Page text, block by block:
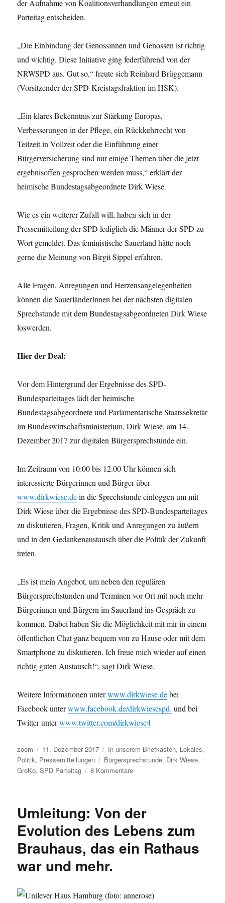
der Aufnahme von Koalitionsverhandlungen erneut ein
Parteitag entscheiden.
„Die Einbindung der Genossinnen und Genossen ist richtig
und wichtig. Diese Initiative ging federführend von der
NRWSPD aus. Gut so,“ freute sich Reinhard Brüggemann
(Vorsitzender der SPD-Kreistagsfraktion im HSK).
„Ein klares Bekenntnis zur Stärkung Europas,
Verbesserungen in der Pflege, ein Rückkehrrecht von
Teilzeit in Vollzeit oder die Einführung einer
Bürgerversicherung sind nur einige Themen über die jetzt
ergebnisoffen gesprochen werden muss,“ erklärt der
heimische Bundestagsabgeordnete Dirk Wiese.
Wie es ein weiterer Zufall will, haben sich in der
Pressemitteilung der SPD lediglich die Männer der SPD zu
Wort gemeldet. Das feministische Sauerland hätte noch
gerne die Meinung von Birgit Sippel erfahren.
Alle Fragen, Anregungen und Herzensangelegenheiten
können die SauerländerInnen bei der nächsten digitalen
Sprechstunde mit dem Bundestagsabgeordneten Dirk Wiese
loswerden.
Hier der Deal:
Vor dem Hintergrund der Ergebnisse des SPD-
Bundesparteitages lädt der heimische
Bundestagsabgeordnete und Parlamentarische Staatssekretär
im Bundeswirtschaftsministerium, Dirk Wiese, am 14.
Dezember 2017 zur digitalen Bürgersprechstunde ein.
Im Zeitraum von 10:00 bis 12.00 Uhr können sich
interessierte Bürgerinnen und Bürger über
www.dirkwiese.dein die Sprechstunde einloggen um mit
Dirk Wiese über die Ergebnisse des SPD-Bundesparteitages
zu diskutieren, Fragen, Kritik und Anregungen zu äußern
und in den Gedankenaustausch über die Politik der Zukunft
treten.
„Es ist mein Angebot, um neben den regulären
Bürgersprechstunden und Terminen vor Ort mit noch mehr
Bürgerinnen und Bürgern im Sauerland ins Gespräch zu
kommen. Dabei haben Sie die Möglichkeit mit mir in einem
öffentlichen Chat ganz bequem von zu Hause oder mit dem
Smartphone zu diskutieren. Ich freue mich wieder auf einen
richtig guten Austausch!“, sagt Dirk Wiese.
Weitere Informationen unterwww.dirkwiese.debei
Facebook unterwww.facebook.de/dirkwiesespd. und bei
Twitter unterwww.twitter.com/dirkwiese4
Autor
zoom
Veröffentlicht
am
11. Dezember 2017 Kategorien
In unserem Briefkasten, Lokales,
Politik, Pressemitteilungen Schlagwörter
Bürgersprechstunde, Dirk Wiese,
GroKo,SPD Parteitag 8 Kommentarezu
Bundesparteitag
SPD
–
Digitale
Wiese
Umleitung: Von der
Evolution des Lebens zum
Brauhaus, das ein Rathaus
war und mehr.